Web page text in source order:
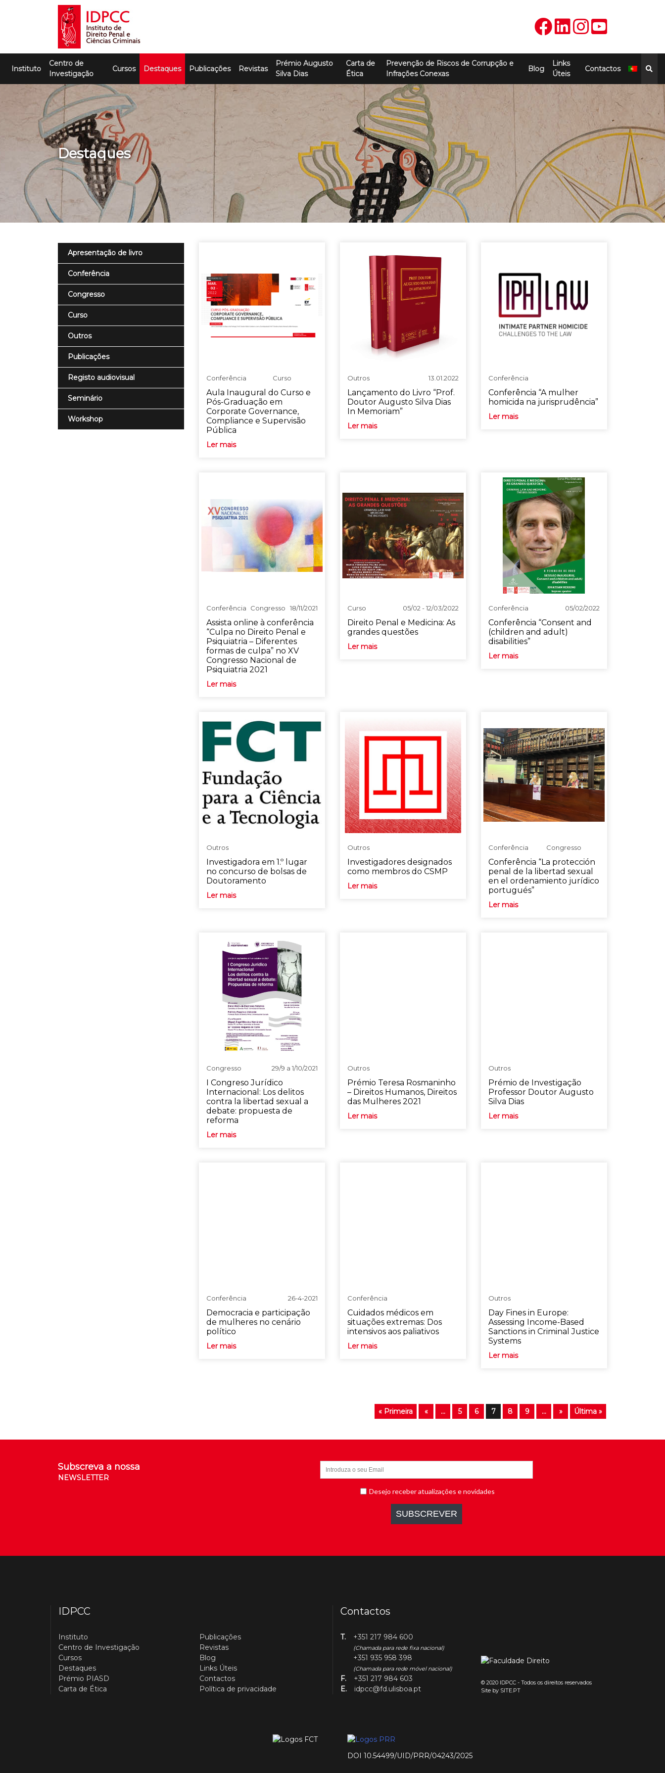
IDPCC
Instituto de Direito Penal e Ciências
Criminais
Instituto
Centro de
Investigação
Cursos Destaques Publicações Revistas
Prémio Augusto
Silva Dias
Carta de
Ética
Prevenção de Riscos de Corrupção e
Infrações Conexas
Blog
Links
Úteis
Contactos
Destaques
Apresentação de livro
Conferência
Congresso
Curso
Outros
Publicações
Registo audiovisual
Seminário
Workshop
Conferência Curso
Aula Inaugural do Curso e
Pós-Graduação em
Corporate Governance,
Compliance e Supervisão
Pública
Ler mais
Outros 13.01.2022
Lançamento do Livro “Prof.
Doutor Augusto Silva Dias
In Memoriam”
Ler mais
Conferência
Conferência “A mulher
homicida na jurisprudência”
Ler mais
Conferência Congresso 18/11/2021
Assista online à conferência
“Culpa no Direito Penal e
Psiquiatria – Diferentes
formas de culpa” no XV
Congresso Nacional de
Psiquiatria 2021
Ler mais
Curso 05/02 - 12/03/2022
Direito Penal e Medicina: As
grandes questões
Ler mais
Conferência 05/02/2022
Conferência “Consent and
(children and adult)
disabilities”
Ler mais
Outros
Investigadora em 1.º lugar
no concurso de bolsas de
Doutoramento
Ler mais
Outros
Investigadores designados
como membros do CSMP
Ler mais
Conferência Congresso
Conferência “La protección
penal de la libertad sexual
en el ordenamiento jurídico
portugués”
Ler mais
Congresso 29/9 a 1/10/2021
I Congreso Jurídico
Internacional: Los delitos
contra la libertad sexual a
debate: propuesta de
reforma
Ler mais
Outros
Prémio Teresa Rosmaninho
– Direitos Humanos, Direitos
das Mulheres 2021
Ler mais
Outros
Prémio de Investigação
Professor Doutor Augusto
Silva Dias
Ler mais
Conferência 26-4-2021
Democracia e participação
de mulheres no cenário
político
Ler mais
Conferência
Cuidados médicos em
situações extremas: Dos
intensivos aos paliativos
Ler mais
Outros
Day Fines in Europe:
Assessing Income-Based
Sanctions in Criminal Justice
Systems
Ler mais
« Primeira « ... 5 6 7 8 9 ... » Última »
Subscreva a nossa
NEWSLETTER
IDPCC
Instituto
Centro de Investigação
Cursos
Destaques
Prémio PIASD
Carta de Ética
Publicações
Revistas
Blog
Links Úteis
Contactos
Política de privacidade
Contactos
T. +351 217 984 600
(Chamada para rede fixa nacional)
+351 935 958 398
(Chamada para rede móvel nacional)
F.
+351 217 984 603
E.
idpcc@fd.ulisboa.pt
© 2020 IDPCC - Todos os direitos reservados
Site by SITE.PT
DOI 10.54499/UID/PRR/04243/2025